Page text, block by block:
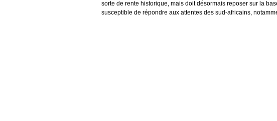
sorte de rente historique, mais doit désormais reposer sur la
susceptible de répondre aux attentes des sud-africains,